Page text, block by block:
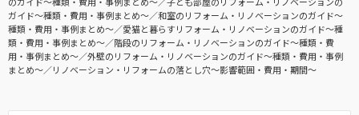
ガイド〜種類・費用・事例まとめ〜
和室のリフォーム・リノベーションのガイド〜
種類・費用・事例まとめ〜
愛猫と暮らすリフォーム・リノベーションのガイド〜種
類・費用・事例まとめ〜
階段のリフォーム・リノベーションのガイド〜種類・費
用・事例まとめ〜
外壁のリフォーム・リノベーションのガイド〜種類・費用・事例
まとめ〜
リノベーション・リフォームの落とし穴～影響範囲・費用・期間～